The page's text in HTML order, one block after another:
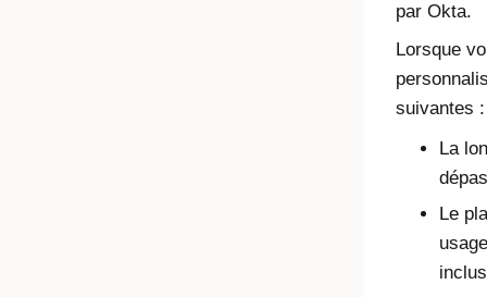
par Okta.
Lorsque
suivantes :
La
Le